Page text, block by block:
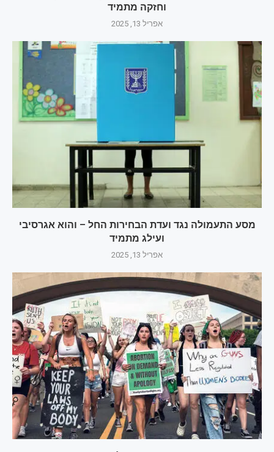
וחזקה מתמיד
אפריל 13, 2025
מסע התעמולה נגד ועדת הבחירות החל – והוא אגרסיבי
ועילג מתמיד
אפריל 13, 2025